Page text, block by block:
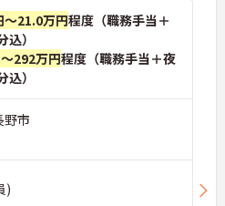
～21.0万円程度（職務手当＋
）
292万円程度（職務手当＋夜
）
野市
)